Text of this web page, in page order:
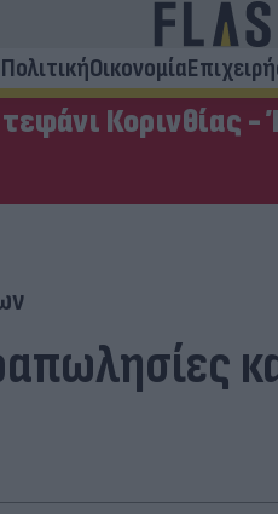
ΠολιτικήΟικονομία
Κορινθίας